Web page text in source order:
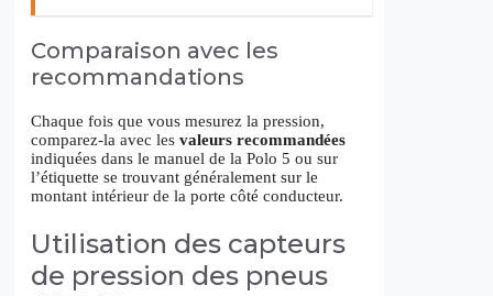
Comparaison avec les
recommandations
Chaque fois que vous mesurez la pression,
comparez-la avec les valeurs recommandées
indiquées dans le manuel de la Polo 5 ou sur
l’étiquette se trouvant généralement sur le
montant intérieur de la porte côté conducteur.
Utilisation des capteurs
de pression des pneus